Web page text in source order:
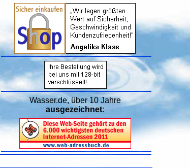
Wasser.de, über 10 Jahre
ausgezeichnet: